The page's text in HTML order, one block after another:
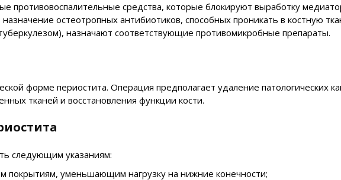
противовоспалительные средства, которые блокируют выработку
остеотропных антибиотиков, способных проникать в костную
назначают соответствующие противомикробные препараты.
форме периостита. Операция предполагает удаление патологических
тканей и восстановления функции кости.
следующим указаниям:
покрытиям, уменьшающим нагрузку на нижние конечности;